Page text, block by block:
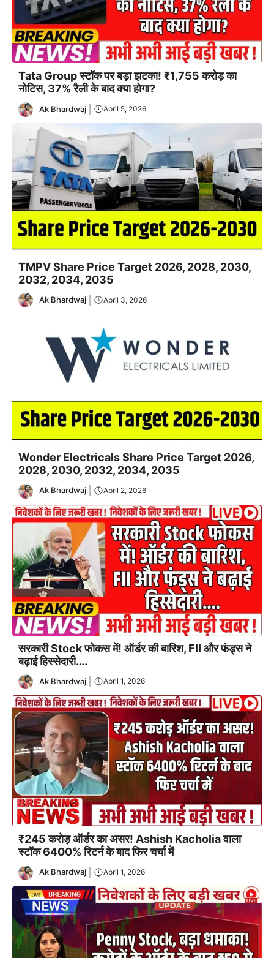
Tata Group स्टॉक पर बड़ा झटका! ₹1,755 करोड़ का
नोटिस, 37% रैली के बाद क्या होगा?
Ak Bhardwaj April 5, 2026
TMPV Share Price Target 2026, 2028, 2030,
2032, 2034, 2035
Ak Bhardwaj April 3, 2026
Wonder Electricals Share Price Target 2026,
2028, 2030, 2032, 2034, 2035
Ak Bhardwaj April 2, 2026
सरकारी Stock फोकस में! ऑर्डर की बारिश, FII और फंड्स ने
बढ़ाई हिस्सेदारी….
Ak Bhardwaj April 1, 2026
₹245 करोड़ ऑर्डर का असर! Ashish Kacholia वाला
स्टॉक 6400% रिटर्न के बाद फिर चर्चा में
Ak Bhardwaj April 1, 2026